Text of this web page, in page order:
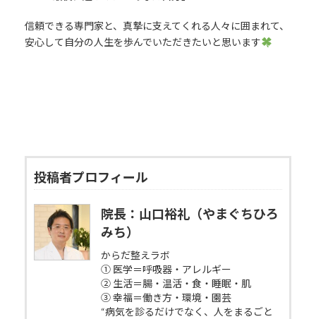
信頼できる専門家と、真摯に支えてくれる人々に囲まれて、
安心して自分の人生を歩んでいただきたいと思います
投稿者プロフィール
院長：山口裕礼（やまぐちひろ
みち）
からだ整えラボ
① 医学＝呼吸器・アレルギー
② 生活＝腸・温活・食・睡眠・肌
③ 幸福＝働き方・環境・園芸
“病気を診るだけでなく、人をまるごと